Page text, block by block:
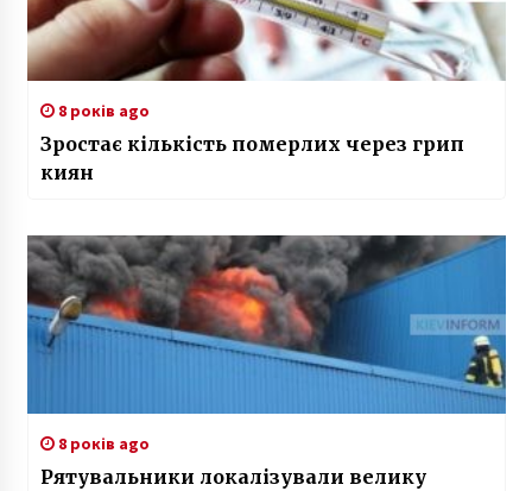
8 років ago
Зростає кількість померлих через грип
киян
8 років ago
Рятувальники локалізували велику